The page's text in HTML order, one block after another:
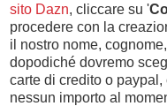
sito Dazn, cliccare su '
procedere con la
il nostro nome,
dopodiché dovremo
carte di credito o
nessun importo al